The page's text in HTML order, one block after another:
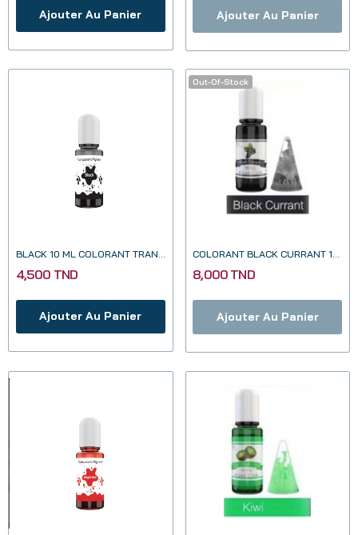
Ajouter Au Panier Ajouter Au Panier
BLACK 10 ML COLORANT TRANSPARENT POUR RESINE EPOXY
4,500 TND
Ajouter Au Panier
Out-Of-Stock
COLORANT BLACK CURRANT 10ML
8,000 TND
Ajouter Au Panier